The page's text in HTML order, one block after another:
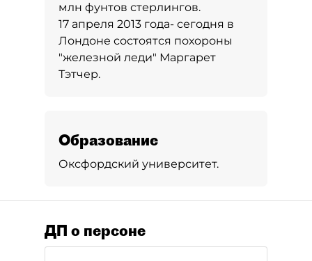
млн фунтов стерлингов.
17 апреля 2013 года- сегодня в
Лондоне состоятся похороны
"железной леди" Маргарет
Тэтчер.
Образование
Оксфордский университет.
ДП о персоне